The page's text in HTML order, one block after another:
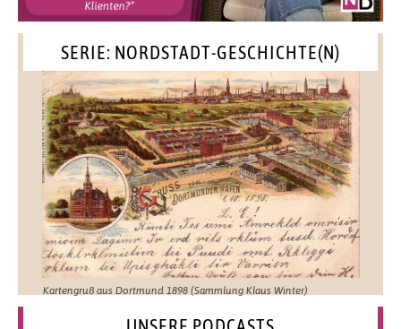
SERIE: NORDSTADT-GESCHICHTE(N)
Kartengruß aus Dortmund 1898 (Sammlung Klaus Winter)